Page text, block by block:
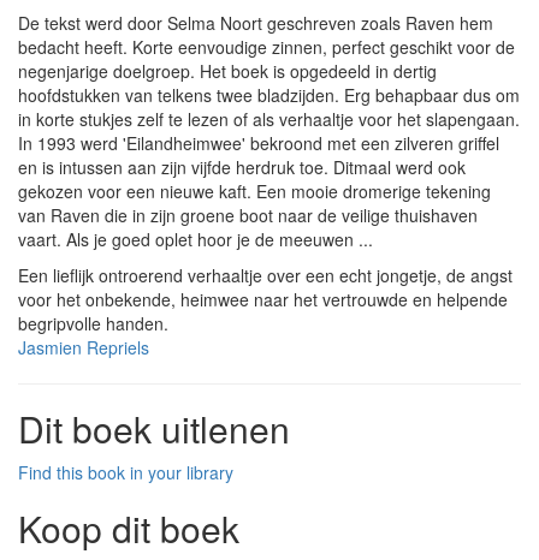
De tekst werd door Selma Noort geschreven zoals Raven hem
bedacht heeft. Korte eenvoudige zinnen, perfect geschikt voor de
negenjarige doelgroep. Het boek is opgedeeld in dertig
hoofdstukken van telkens twee bladzijden. Erg behapbaar dus om
in korte stukjes zelf te lezen of als verhaaltje voor het slapengaan.
In 1993 werd 'Eilandheimwee' bekroond met een zilveren griffel
en is intussen aan zijn vijfde herdruk toe. Ditmaal werd ook
gekozen voor een nieuwe kaft. Een mooie dromerige tekening
van Raven die in zijn groene boot naar de veilige thuishaven
vaart. Als je goed oplet hoor je de meeuwen ...
Een lieflijk ontroerend verhaaltje over een echt jongetje, de angst
voor het onbekende, heimwee naar het vertrouwde en helpende
begripvolle handen.
Jasmien Repriels
Dit boek uitlenen
Find this book in your library
Koop dit boek